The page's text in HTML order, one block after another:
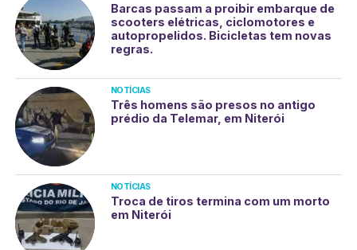
Barcas passam a proibir embarque de
scooters elétricas, ciclomotores e
autopropelidos. Bicicletas tem novas
regras.
NOTÍCIAS
Três homens são presos no antigo
prédio da Telemar, em Niterói
NOTÍCIAS
Troca de tiros termina com um morto
em Niterói